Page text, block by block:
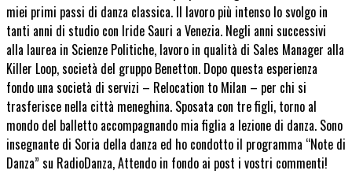
miei primi passi di danza classica. Il lavoro più intenso lo svolgo in
tanti anni di studio con Iride Sauri a Venezia. Negli anni successivi
alla laurea in Scienze Politiche, lavoro in qualità di Sales Manager alla
Killer Loop, società del gruppo Benetton. Dopo questa esperienza
fondo una società di servizi – Relocation to Milan – per chi si
trasferisce nella città meneghina. Sposata con tre figli, torno al
mondo del balletto accompagnando mia figlia a lezione di danza. Sono
insegnante di Soria della danza ed ho condotto il programma “Note di
Danza” su RadioDanza, Attendo in fondo ai post i vostri commenti!